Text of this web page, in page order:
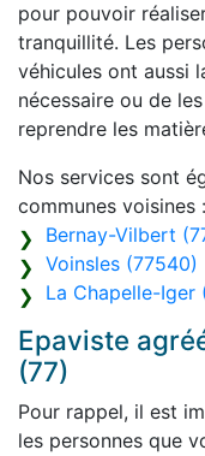
pour pouvoir
tranquillité. Les
véhicules ont aussi
nécessaire ou de
reprendre les
Nos services sont
communes voisines :
Bernay-Vilbert
Voinsles (77540)
La Chapelle-Iger
Epaviste
(77)
Pour rappel, il est
les personnes que